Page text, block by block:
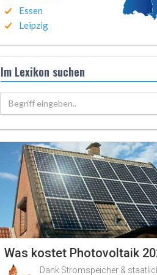
Essen
Leipzig
Im Lexikon suchen
Begriff eingeben..